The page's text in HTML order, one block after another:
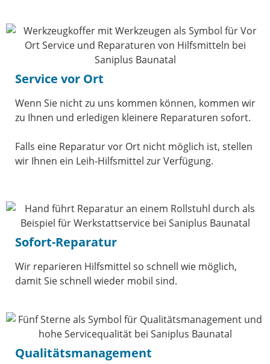
Service vor Ort
Wenn Sie nicht zu uns kommen können, kommen wir
zu Ihnen und erledigen kleinere Reparaturen sofort.
Falls eine Reparatur vor Ort nicht möglich ist, stellen
wir Ihnen ein Leih-Hilfsmittel zur Verfügung.
Sofort-Reparatur
Wir reparieren Hilfsmittel so schnell wie möglich,
damit Sie schnell wieder mobil sind.
Qualitätsmanagement